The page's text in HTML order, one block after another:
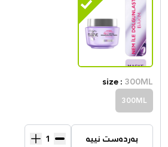
size :300ML
300ML
بەردەست نییە